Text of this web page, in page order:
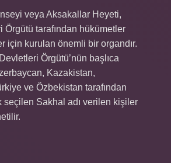
veya Aksakallar Heyeti,
Örgütü tarafından hükümetler
için kurulan önemli bir organdır.
Örgütü’nün başlıca
Kazakistan,
ve Özbekistan tarafından
seçilen Sakhal adı verilen kişiler